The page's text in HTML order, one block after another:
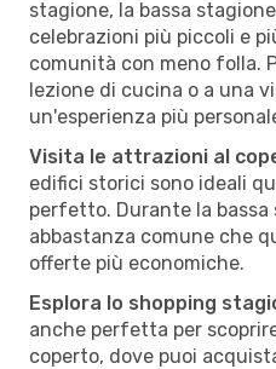
stagione, la bassa
celebrazioni più piccoli e
comunità con meno folla.
lezione di cucina o a una
un'esperienza più
Visita le attrazioni al
edifici storici sono ideali
perfetto. Durante la bassa
abbastanza comune che
offerte più economiche.
Esplora lo shopping
anche perfetta per
coperto, dove puoi